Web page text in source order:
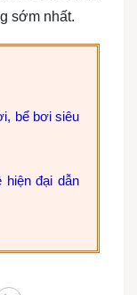
sớm nhất.
bể bơi siêu
hiện đại dẫn